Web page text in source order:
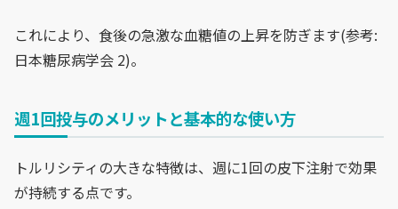
これにより、食後の急激な血糖値の上昇を防ぎます(参考:
日本糖尿病学会 2)。
週1回投与のメリットと基本的な使い方
トルリシティの大きな特徴は、週に1回の皮下注射で効果
が持続する点です。